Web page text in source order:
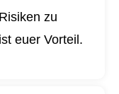
zu
euer Vorteil.